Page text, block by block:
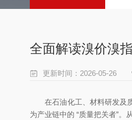
全面解读溴价溴
更新时间：2026-05-26
在石油化工、材料研发及质
为产业链中的 “质量把关者”。